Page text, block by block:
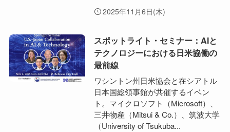
2025年11月6日(木)
スポットライト・セミナー：AIと
テクノロジーにおける日米協働の
最前線
ワシントン州日米協会と在シアトル
日本国総領事館が共催するイベン
ト。マイクロソフト（Microsoft）、
三井物産（Mitsui & Co.）、筑波大学
（University of Tsukuba...